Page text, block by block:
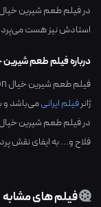
در فیلم طعم شیرین
استادش نیز هست
درباره فیلم طعم شیرین
فیلم طعم شیرین خیال Sweet Taste of Imagination محصول کشور
ژانرفیلم ایرانیمی‌باشد و
در فیلم طعم شیرین خیال
فلاحو... به ایفای نقش
فیلم های مشابه